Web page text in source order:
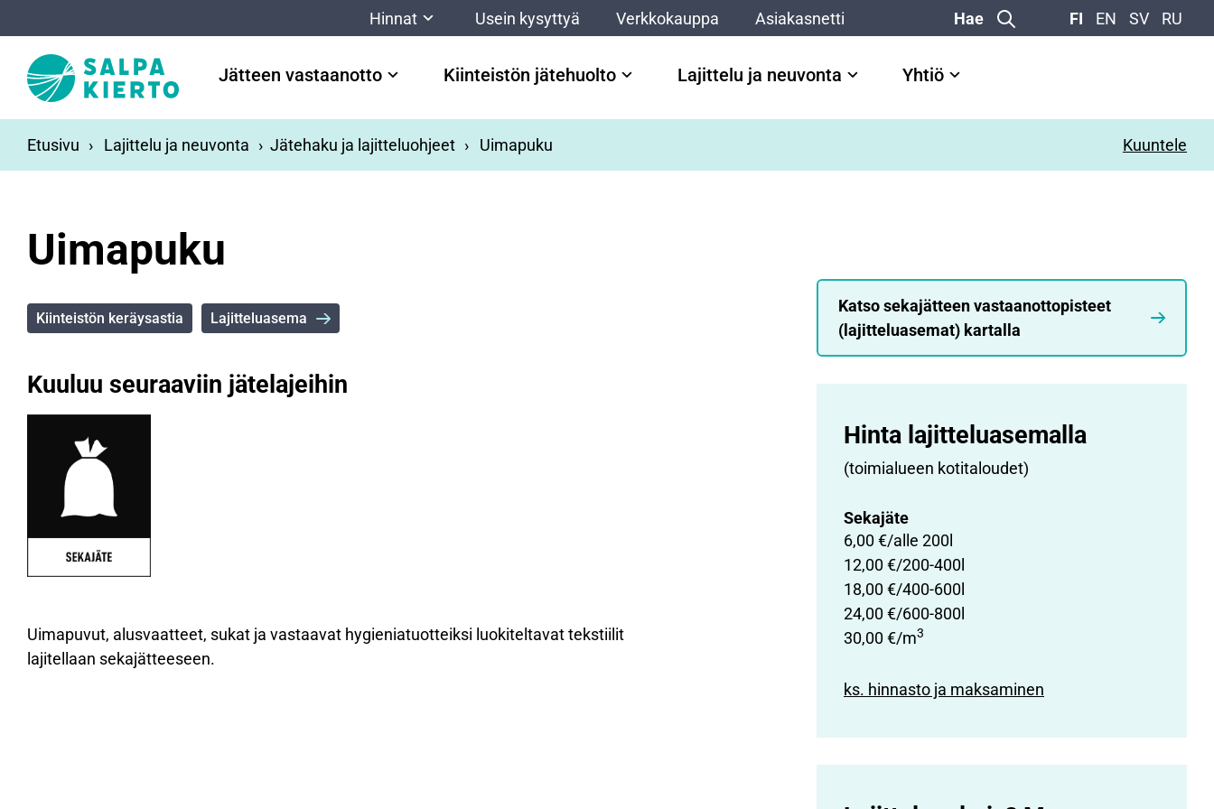
Hinnat Usein kysyttyä Verkkokauppa Asiakasnetti Hae FI EN SV RU
Jätteen vastaanotto Kiinteistön jätehuolto Lajittelu ja neuvonta Yhtiö
Etusivu Lajittelu ja neuvonta Jätehaku ja lajitteluohjeet Uimapuku Kuuntele
Uimapuku
Kiinteistön keräysastia Lajitteluasema
Kuuluu seuraaviin jätelajeihin
Uimapuvut, alusvaatteet, sukat ja vastaavat hygieniatuotteiksi luokiteltavat tekstiilit
lajitellaan sekajätteeseen.
Katso sekajätteen vastaanottopisteet
(lajitteluasemat) kartalla
Hinta lajittelu­asemalla
(toimialueen kotitaloudet)
Sekajäte
6,00 €/alle 200l
12,00 €/200-400l
18,00 €/400-600l
24,00 €/600-800l
30,00 €/m3
ks. hinnasto ja maksaminen